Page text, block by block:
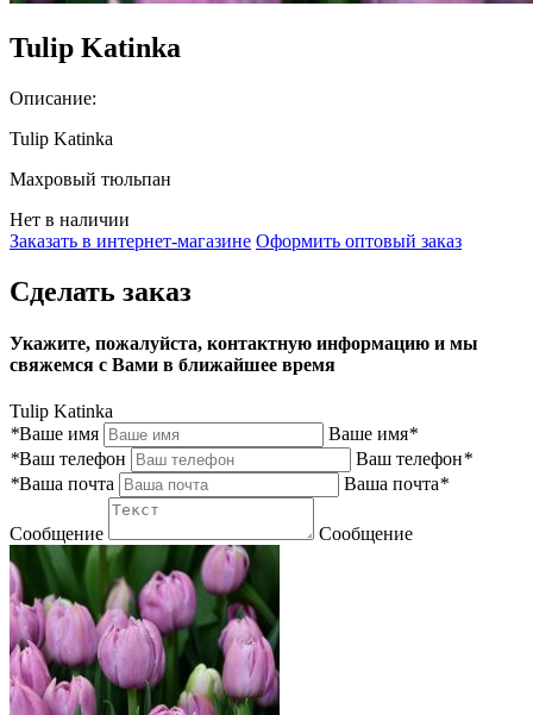
Tulip Katinka
Описание:
Tulip Katinka
Махровый тюльпан
Нет в наличии
Заказать в интернет-магазине Оформить оптовый заказ
Сделать заказ
Укажите, пожалуйста, контактную информацию и мы
свяжемся с Вами в ближайшее время
Tulip Katinka
*Ваше имя Ваше имя*
*Ваш телефон Ваш телефон*
*Ваша почта Ваша почта*
Сообщение Сообщение